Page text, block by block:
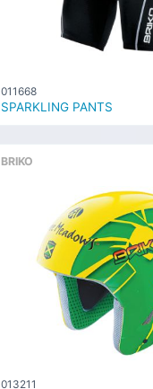
011668
SPARKLING PANTS
BRIKO
013211